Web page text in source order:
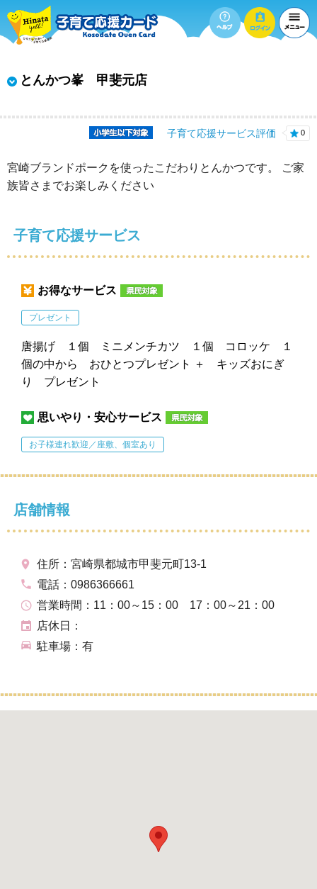
とんかつ峯 甲斐元店
子育て応援サービス評価 0
宮崎ブランドポークを使ったこだわりとんかつです。 ご家
族皆さまでお楽しみください
子育て応援サービス
お得なサービス
プレゼント
唐揚げ １個 ミニメンチカツ １個 コロッケ １
個の中から おひとつプレゼント ＋ キッズおにぎ
り プレゼント
思いやり・安心サービス
お子様連れ歓迎／座敷、個室あり
店舗情報
住所：宮崎県都城市甲斐元町13-1
電話：0986366661
営業時間：11：00～15：00 17：00～21：00
店休日：
駐車場：有